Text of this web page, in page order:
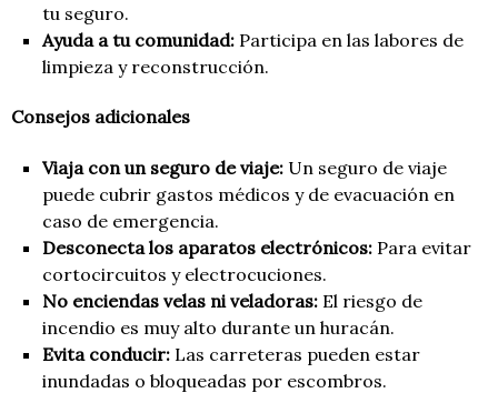
tu seguro.
Ayuda a tu comunidad: Participa en las labores de
limpieza y reconstrucción.
Consejos adicionales
Viaja con un seguro de viaje: Un seguro de viaje
puede cubrir gastos médicos y de evacuación en
caso de emergencia.
Desconecta los aparatos electrónicos: Para evitar
cortocircuitos y electrocuciones.
No enciendas velas ni veladoras: El riesgo de
incendio es muy alto durante un huracán.
Evita conducir: Las carreteras pueden estar
inundadas o bloqueadas por escombros.